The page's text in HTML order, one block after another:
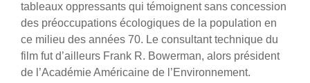
tableaux oppressants qui témoignent sans concession
des préoccupations écologiques de la population en
ce milieu des années 70. Le consultant technique du
film fut d’ailleurs Frank R. Bowerman, alors président
de l’Académie Américaine de l’Environnement.